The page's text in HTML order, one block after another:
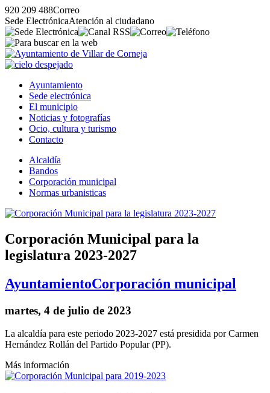
920 209 488Correo
Sede ElectrónicaAtención al ciudadano
Ayuntamiento
Sede electrónica
El municipio
Noticias y fotografías
Ocio, cultura y turismo
Contacto
Alcaldía
Bandos
Corporación municipal
Normas urbanisticas
Corporación Municipal para la
legislatura 2023-2027
AyuntamientoCorporación municipal
martes, 4 de julio de 2023
La alcaldía para este periodo 2023-2027 está presidida por Carmen
Hernández Rollán del Partido Popular (PP).
Más información